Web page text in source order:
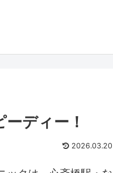
ディー！
2026.03.20